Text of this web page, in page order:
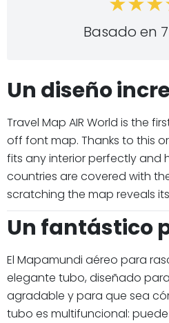
Basado en
Un diseño
Travel Map AIR World is the
off font map. Thanks to this
fits any interior perfectly and
countries are covered with
scratching the map reveals
Un fantástico
El Mapamundi aéreo para
elegante tubo, diseñado
agradable y para que sea
tubo es multifuncional: